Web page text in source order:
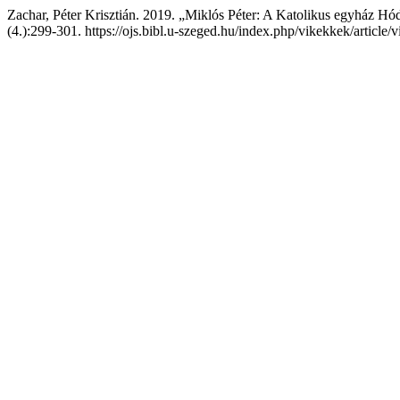
Zachar, Péter Krisztián. 2019. „Miklós Péter: A Katolikus egyház
(4.):299-301. https://ojs.bibl.u-szeged.hu/index.php/vikekkek/article/